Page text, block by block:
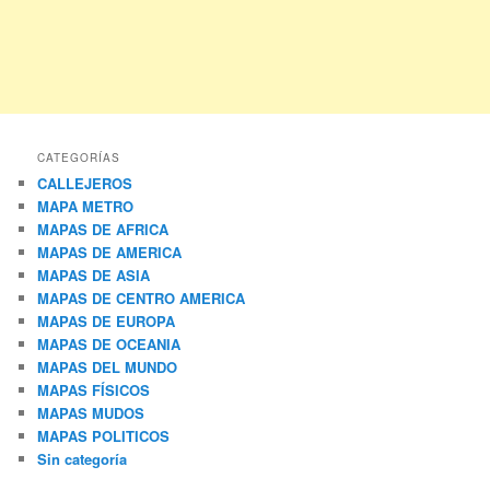
CATEGORÍAS
CALLEJEROS
MAPA METRO
MAPAS DE AFRICA
MAPAS DE AMERICA
MAPAS DE ASIA
MAPAS DE CENTRO AMERICA
MAPAS DE EUROPA
MAPAS DE OCEANIA
MAPAS DEL MUNDO
MAPAS FÍSICOS
MAPAS MUDOS
MAPAS POLITICOS
Sin categoría